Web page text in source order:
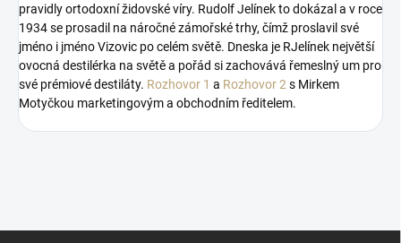
pravidly ortodoxní židovské víry. Rudolf Jelínek to dokázal a v roce
1934 se prosadil na náročné zámořské trhy, čímž proslavil své
jméno i jméno Vizovic po celém světě. Dneska je RJelínek největší
ovocná destilérka na světě a pořád si zachovává řemeslný um pro
své prémiové destiláty. Rozhovor 1 a Rozhovor 2 s Mirkem
Motyčkou marketingovým a obchodním ředitelem.